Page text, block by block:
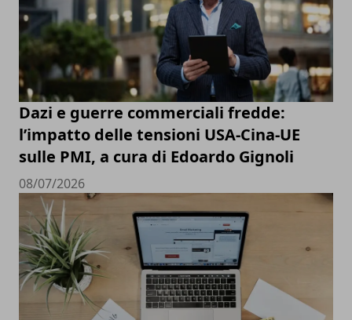
Dazi e guerre commerciali fredde:
l’impatto delle tensioni USA-Cina-UE
sulle PMI, a cura di Edoardo Gignoli
08/07/2026